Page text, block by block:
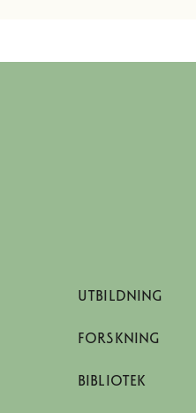
UTBILDNING
FORSKNING
BIBLIOTEK